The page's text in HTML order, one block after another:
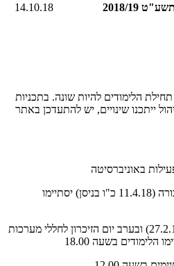
2018/19
14.10.18
הלימודים להיות שונה. בתכניות
ייתכנו שינויים, יש להתעדכן באתר
4. בערב יום הזיכרון לשואה והגבורה (11.4.18 כ"ו בניסן) יסתיימו
ובערב יום הזיכרון לחללי מערכות